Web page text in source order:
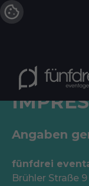
Angaben
fünfdrei
Brühler Straße 9